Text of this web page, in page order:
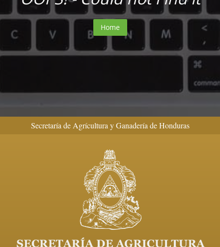
Home
Secretaría de Agrícultura y Ganadería de Honduras